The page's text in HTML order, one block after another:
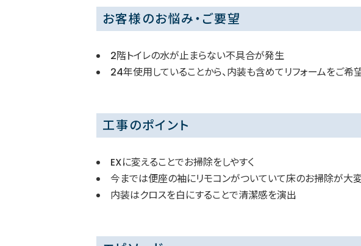
お客様のお悩み・ご要望
2階トイレの水が止まらない不具合が発生
24年使用していることから、内装も含めてリフォームをご希
工事のポイント
EXに変えることでお掃除をしやすく
今までは便座の袖にリモコンがついていて床のお掃除が大
内装はクロスを白にすることで清潔感を演出